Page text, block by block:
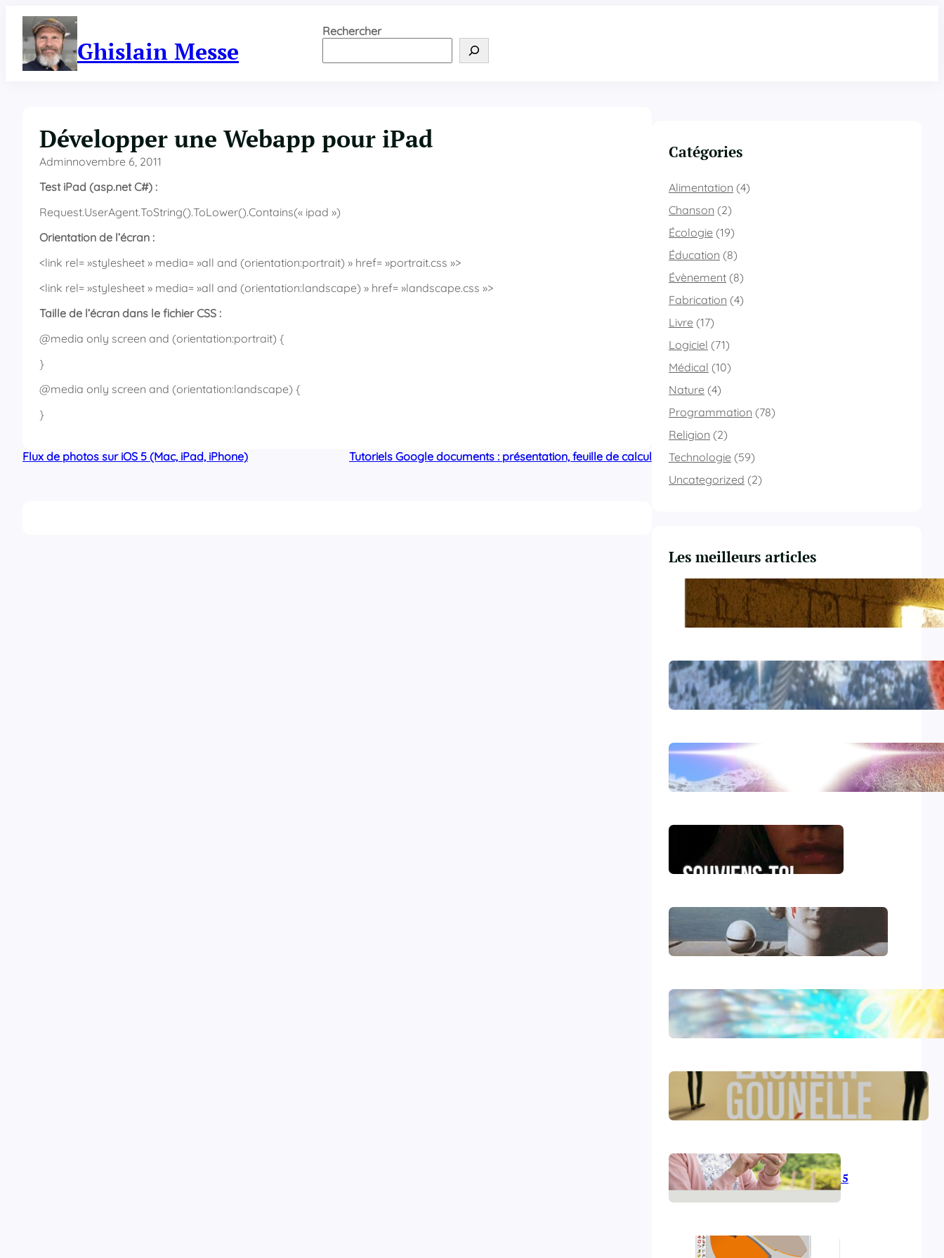
contenu
Ghislain Messe
Rechercher
Développer une Webapp pour iPad
Adminnovembre 6, 2011
Test iPad (asp.net C#) :
Request.UserAgent.ToString().ToLower().Contains(« ipad »)
Orientation de l’écran :
<link rel= »stylesheet » media= »all and (orientation:portrait) » href= »portrait.css »>
<link rel= »stylesheet » media= »all and (orientation:landscape) » href= »landscape.css »>
Taille de l’écran dans le fichier CSS :
@media only screen and (orientation:portrait) {
}
@media only screen and (orientation:landscape) {
}
Flux de photos sur iOS 5 (Mac, iPad, iPhone) Tutoriels Google documents : présentation, feuille de calcul
Catégories
Alimentation (4)
Chanson (2)
Écologie (19)
Éducation (8)
Évènement (8)
Fabrication (4)
Livre (17)
Logiciel (71)
Médical (10)
Nature (4)
Programmation (78)
Religion (2)
Technologie (59)
Uncategorized (2)
Les meilleurs articles
Du Yahvisme au Sionisme
Comirnaty
L’hydroxychloroquine
Souviens-toi, Sydney
Le génocide vendéen
Le livre d’Hénoch
Le réveil – Laurent Gounelle
L’informatique en 2015